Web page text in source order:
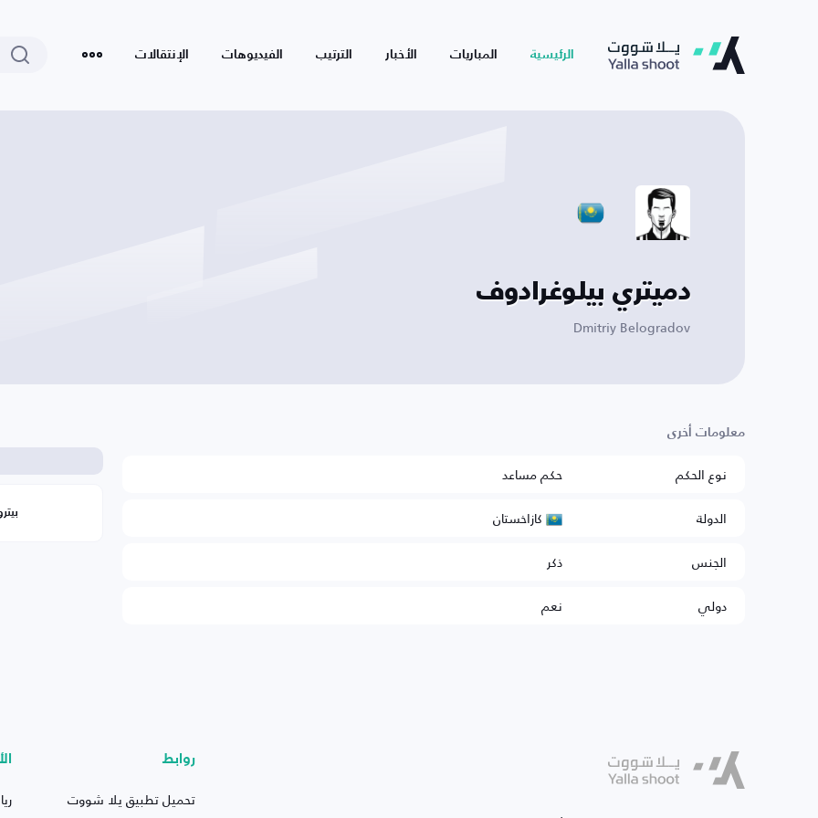
الرئيسية المباريات الأخبار الترتيب الفيديوهات الإنتقالات
دميتري بيلوغرادوف
Dmitriy Belogradov
معلومات أخرى
نوع الحكم
حكم مساعد
الدولة
كازاخستان
الجنس
ذكر
دولي
نعم
روابط
تحميل تطبيق يلا شووت